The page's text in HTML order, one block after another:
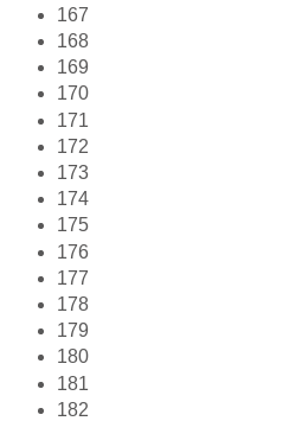
167
168
169
170
171
172
173
174
175
176
177
178
179
180
181
182